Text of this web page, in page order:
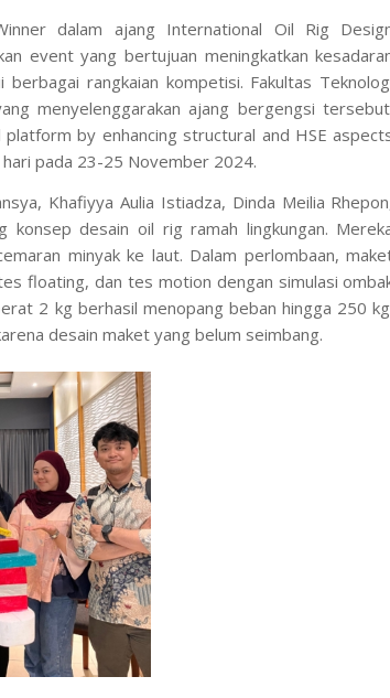
dalam ajang International Oil Rig
eventyang bertujuan meningkatkan
rangkaian kompetisi. Fakultas
menyelenggarakan ajang bergengsi
by enhancing structural and HSE
pada 23-25 November 2024.
Khafiyya Aulia Istiadza, Dinda Meilia
konsep desain oil rig ramah lingkungan.
minyak ke laut. Dalam perlombaan,
floating, dan tes motion dengan simulasi
2 kg berhasil menopang beban hingga 250
desain maket yang belum seimbang.